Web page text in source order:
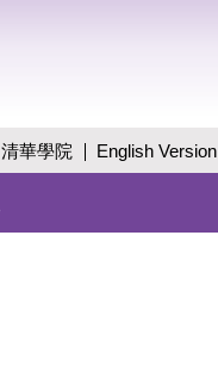
清華學院 English Version